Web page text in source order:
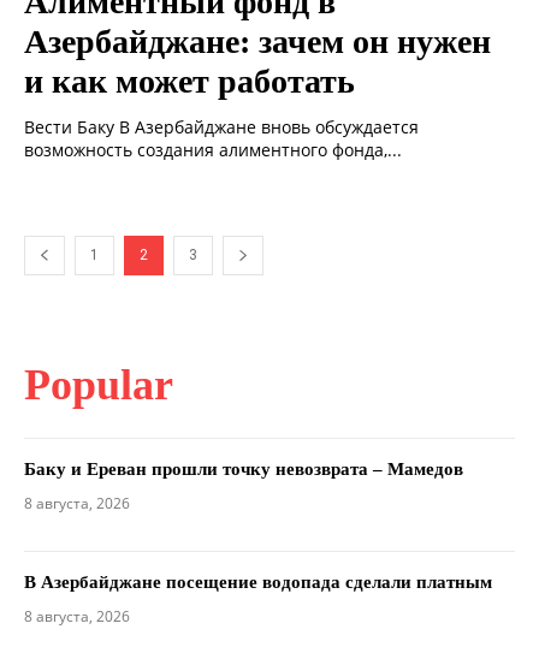
Азербайджане: зачем он нужен
и как может работать
Вести Баку В Азербайджане вновь обсуждается
возможность создания алиментного фонда,...
1 2 3
Popular
Баку и Ереван прошли точку невозврата – Мамедов
8 августа, 2026
В Азербайджане посещение водопада сделали платным
8 августа, 2026